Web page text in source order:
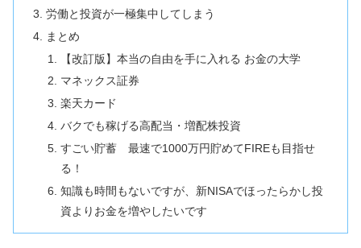
労働と投資が一極集中してしまう
まとめ
【改訂版】本当の自由を手に入れる お金の大学
マネックス証券
楽天カード
バクでも稼げる高配当・増配株投資
すごい貯蓄 最速で1000万円貯めてFIREも目指せ
る！
知識も時間もないですが、新NISAでほったらかし投
資よりお金を増やしたいです